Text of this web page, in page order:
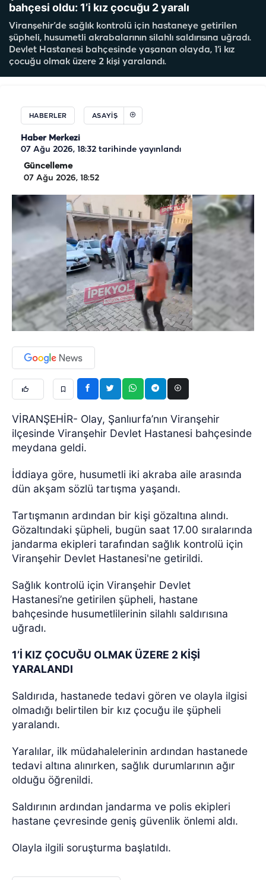
bahçesi oldu: 1’i kız çocuğu 2 yaralı
Viranşehir’de sağlık kontrolü için hastaneye getirilen
şüpheli, husumetli akrabalarının silahlı saldırısına uğradı.
Devlet Hastanesi bahçesinde yaşanan olayda, 1’i kız
çocuğu olmak üzere 2 kişi yaralandı.
HABERLER ASAYIŞ
Haber Merkezi
07 Ağu 2026, 18:32 tarihinde yayınlandı
Güncelleme
07 Ağu 2026, 18:52
VİRANŞEHİR- Olay, Şanlıurfa’nın Viranşehir
ilçesinde Viranşehir Devlet Hastanesi bahçesinde
meydana geldi.
İddiaya göre, husumetli iki akraba aile arasında
dün akşam sözlü tartışma yaşandı.
Tartışmanın ardından bir kişi gözaltına alındı.
Gözaltındaki şüpheli, bugün saat 17.00 sıralarında
jandarma ekipleri tarafından sağlık kontrolü için
Viranşehir Devlet Hastanesi'ne getirildi.
Sağlık kontrolü için Viranşehir Devlet
Hastanesi’ne getirilen şüpheli, hastane
bahçesinde husumetlilerinin silahlı saldırısına
uğradı.
1’İ KIZ ÇOCUĞU OLMAK ÜZERE 2 KİŞİ
YARALANDI
Saldırıda, hastanede tedavi gören ve olayla ilgisi
olmadığı belirtilen bir kız çocuğu ile şüpheli
yaralandı.
Yaralılar, ilk müdahalelerinin ardından hastanede
tedavi altına alınırken, sağlık durumlarının ağır
olduğu öğrenildi.
Saldırının ardından jandarma ve polis ekipleri
hastane çevresinde geniş güvenlik önlemi aldı.
Olayla ilgili soruşturma başlatıldı.